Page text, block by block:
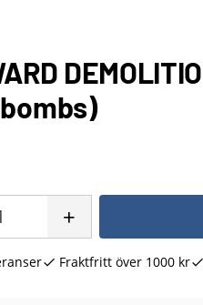
+
Fraktfritt över 1000 kr